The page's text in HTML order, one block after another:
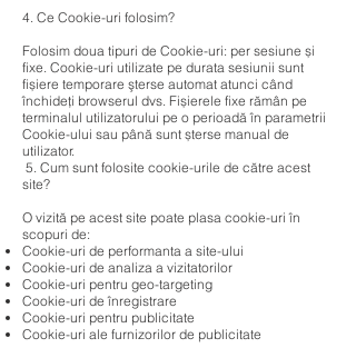
4. Ce Cookie-uri folosim?
Folosim doua tipuri de Cookie-uri: per sesiune și
fixe. Cookie-uri utilizate pe durata sesiunii sunt
fișiere temporare şterse automat atunci când
închideți browserul dvs. Fișierele fixe rămân pe
terminalul utilizatorului pe o perioadă în parametrii
Cookie-ului sau până sunt șterse manual de
utilizator.
5. Cum sunt folosite cookie-urile de către acest
site?
O vizită pe acest site poate plasa cookie-uri în
scopuri de:
Cookie-uri de performanta a site-ului
Cookie-uri de analiza a vizitatorilor
Cookie-uri pentru geo-targeting
Cookie-uri de înregistrare
Cookie-uri pentru publicitate
Cookie-uri ale furnizorilor de publicitate